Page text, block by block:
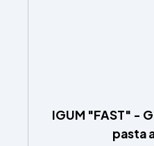
IGUM "FAST" -
pasta